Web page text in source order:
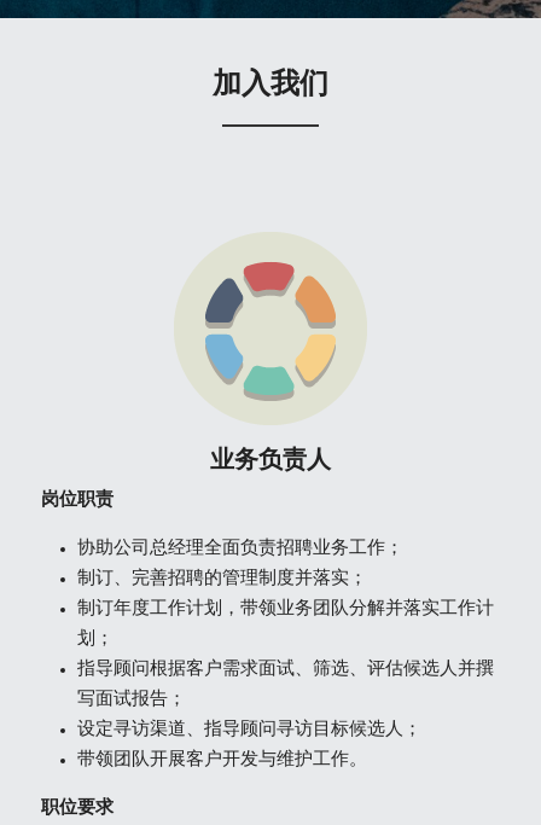
加入我们
业务负责人
岗位职责
协助公司总经理全面负责招聘业务工作；
制订、完善招聘的管理制度并落实；
制订年度工作计划，带领业务团队分解并落实工作计
划；
指导顾问根据客户需求面试、筛选、评估候选人并撰
写面试报告；
设定寻访渠道、指导顾问寻访目标候选人；
带领团队开展客户开发与维护工作。
职位要求